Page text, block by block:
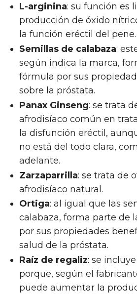
L-arginina: su función es
producción de óxido
la función eréctil del pene.
Semillas de calabaza:
según indica la marca,
fórmula por sus
sobre la próstata.
Panax Ginseng: se trata
afrodisíaco común en
la disfunción eréctil,
no está del todo clara,
adelante.
Zarzaparrilla: se trata de
afrodisíaco natural.
Ortiga: al igual que las
calabaza, forma parte de
por sus propiedades
salud de la próstata.
Raíz de regaliz: se
porque, según el
puede aumentar la